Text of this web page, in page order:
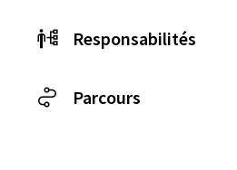
Responsabilités
Parcours